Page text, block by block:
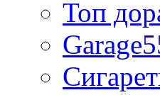
Топ